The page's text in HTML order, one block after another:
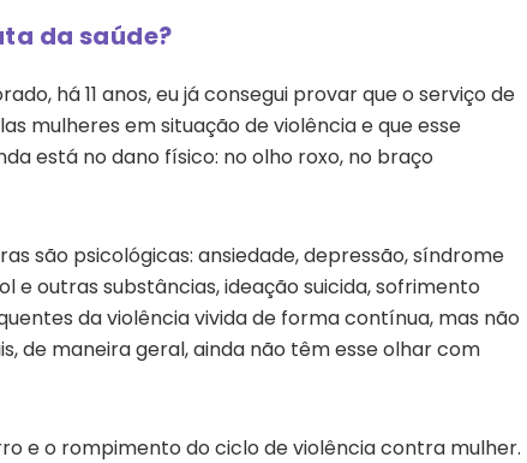
da saúde?
há 11 anos, eu já consegui provar que o serviço de
mulheres em situação de violência e que esse
está no dano físico: no olho roxo, no braço
são psicológicas: ansiedade, depressão, síndrome
e outras substâncias, ideação suicida, sofrimento
da violência vivida de forma contínua, mas não
de maneira geral, ainda não têm esse olhar com
e o rompimento do ciclo de violência contra mulher.